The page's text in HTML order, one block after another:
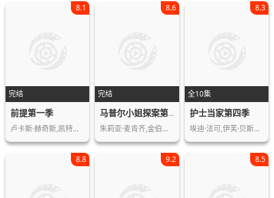
完结
8.1
前提第一季
卢卡斯·赫奇斯,凯特琳·德弗,小奥谢拉…
完结
8.6
马普尔小姐探案第六季
朱莉亚·麦肯齐,金伯莉·尼克松,马丁·…
全10集
8.3
护士当家第四季
埃迪·法可,伊芙·贝斯特,Merritt,…
8.8 9.2 8.5